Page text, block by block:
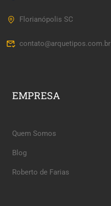
Florianópolis SC
contato@arquetipos.com.br
EMPRESA
Quem Somos
Blog
Roberto de Farias